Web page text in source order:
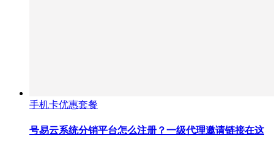
手机卡优惠套餐
号易云系统分销平台怎么注册？一级代理邀请链接在这